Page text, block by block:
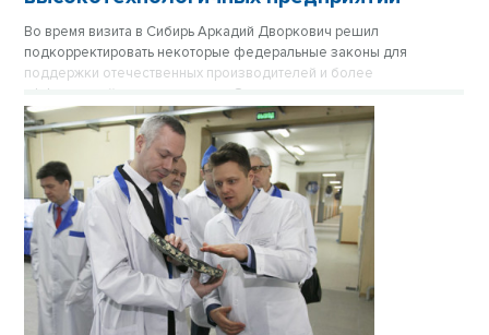
Во время визита в Сибирь Аркадий Дворкович решил
подкорректировать некоторые федеральные законы для
поддержки отечественных производителей и более
эффективной замены импорта. О поправках в законодательство
попросили руководители завода, на котором делают
оборудование для телекоммуникаций.